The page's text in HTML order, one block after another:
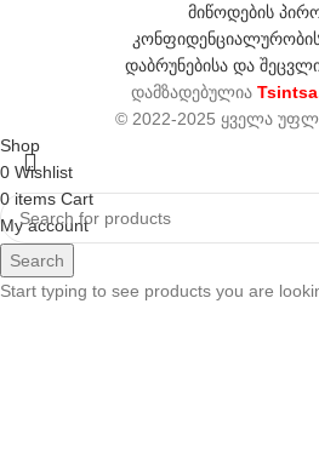
მიწოდების
დაბრუნებისა და
დამზადებულია
© 2022-2025 ყველა
Search
Start typing to see products you are
Shop
0 Wishlist
0items Cart
My account